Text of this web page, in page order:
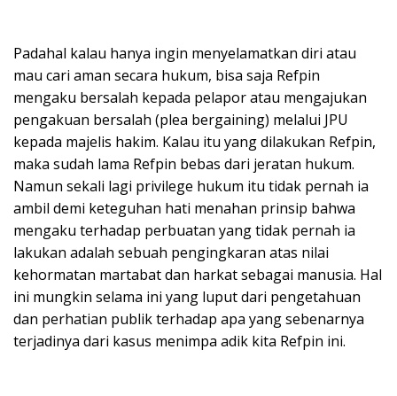
Padahal kalau hanya ingin menyelamatkan diri atau
mau cari aman secara hukum, bisa saja Refpin
mengaku bersalah kepada pelapor atau mengajukan
pengakuan bersalah (plea bergaining) melalui JPU
kepada majelis hakim. Kalau itu yang dilakukan Refpin,
maka sudah lama Refpin bebas dari jeratan hukum.
Namun sekali lagi privilege hukum itu tidak pernah ia
ambil demi keteguhan hati menahan prinsip bahwa
mengaku terhadap perbuatan yang tidak pernah ia
lakukan adalah sebuah pengingkaran atas nilai
kehormatan martabat dan harkat sebagai manusia. Hal
ini mungkin selama ini yang luput dari pengetahuan
dan perhatian publik terhadap apa yang sebenarnya
terjadinya dari kasus menimpa adik kita Refpin ini.